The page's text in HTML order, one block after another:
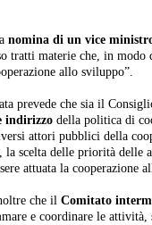
nomina di un vice
tratti materie che, in modo
allo sviluppo”.
prevede che sia il
indirizzo della politica di
attori pubblici della
scelta delle priorità delle
attuata la cooperazione
che il Comitato
e coordinare le